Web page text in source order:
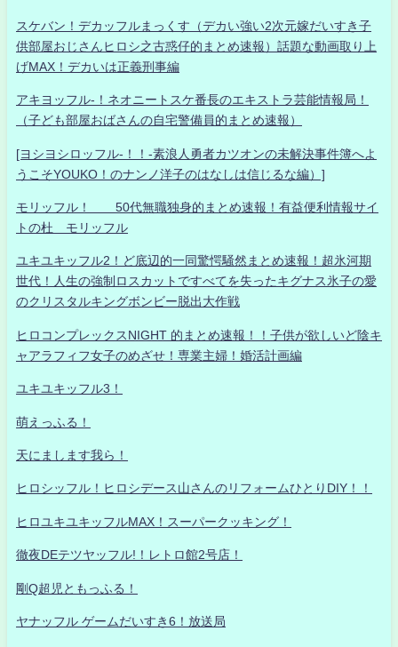
スケバン！デカッフルまっくす（デカい強い2次元嫁だいすき子
供部屋おじさんヒロシ之古惑仔的まとめ速報）話題な動画取り上
げMAX！デカいは正義刑事編
アキヨッフル-！ネオニートスケ番長のエキストラ芸能情報局！
（子ども部屋おばさんの自宅警備員的まとめ速報）
[ヨシヨシロッフル-！！-素浪人勇者カツオンの未解決事件簿へよ
うこそYOUKO！のナンノ洋子のはなしは信じるな編）]
モリッフル！ 50代無職独身的まとめ速報！有益便利情報サイ
トの杜 モリッフル
ユキユキッフル2！ど底辺的一同驚愕騒然まとめ速報！超氷河期
世代！人生の強制ロスカットですべてを失ったキグナス氷子の愛
のクリスタルキングボンビー脱出大作戦
ヒロコンプレックスNIGHT 的まとめ速報！！子供が欲しいど陰キ
ャアラフィフ女子のめざせ！専業主婦！婚活計画編
ユキユキッフル3！
萌えっふる！
天にまします我ら！
ヒロシッフル！ヒロシデース山さんのリフォームひとりDIY！！
ヒロユキユキッフルMAX！スーパークッキング！
徹夜DEテツヤッフル!！レトロ館2号店！
剛Q超児ともっふる！
ヤナッフル ゲームだいすき6！放送局